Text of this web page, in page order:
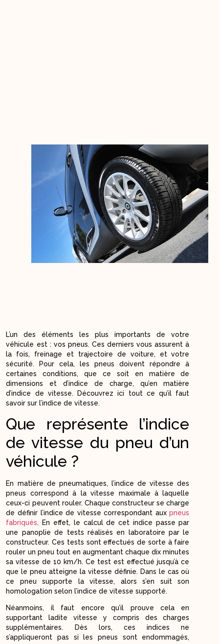
L’un des éléments les plus importants de votre
véhicule est : vos pneus. Ces derniers vous assurent à
la fois, freinage et trajectoire de voiture, et votre
sécurité. Pour cela, les pneus doivent répondre à
certaines conditions, que ce soit en matière de
dimensions et d’indice de charge, qu’en matière
d’indice de vitesse. Découvrez ici tout ce qu’il faut
savoir sur l’indice de vitesse.
Que représente l’indice
de vitesse du pneu d’un
véhicule ?
En matière de pneumatiques, l’indice de vitesse des
pneus correspond à la vitesse maximale à laquelle
ceux-ci peuvent rouler. Chaque constructeur se charge
de définir l’indice de vitesse correspondant auxpneus
fabriqués. En effet, le calcul de cet indice passe par
une panoplie de tests réalisés en laboratoire par le
constructeur. Ces tests sont effectués de sorte à faire
rouler un pneu tout en augmentant chaque dix minutes
sa vitesse de 10 km/h. Ce test est effectué jusqu’à ce
que le pneu atteigne la vitesse définie. Dans le cas où
ce pneu supporte la vitesse, alors s’en suit son
homologation selon l’indice de vitesse supporté.
Néanmoins, il faut encore qu’il prouve cela en
supportant ladite vitesse y compris des charges
supplémentaires. Dès lors, ces indices ne
s’appliqueront pas si les pneus sont endommagés,